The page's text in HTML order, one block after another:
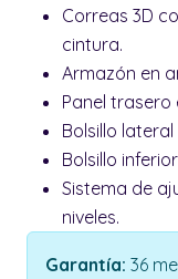
Correas 3D
cintura.
Armazón en
Panel trasero
Bolsillo
Bolsillo
Sistema de
niveles.
Garantía: 36